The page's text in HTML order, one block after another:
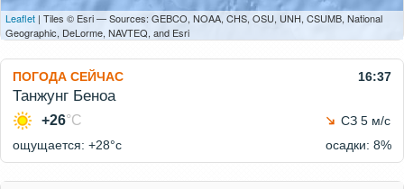
Leaflet | Tiles © Esri — Sources: GEBCO, NOAA, CHS, OSU, UNH, CSUMB, National
Geographic, DeLorme, NAVTEQ, and Esri
ПОГОДА СЕЙЧАС 16:37
Танжунг Беноа
+26°C
СЗ 5 м/с
ощущается: +28°c
осадки: 8%